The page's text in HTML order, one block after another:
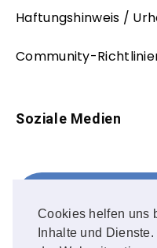
Cookies helfen uns
Inhalte und
Haftungshinweis /
Community-
Soziale Medien
FOLLOW ME!